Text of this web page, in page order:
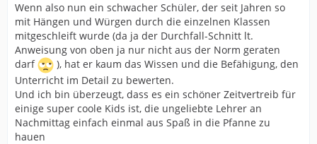
Wenn also nun ein schwacher Schüler, der seit Jahren so
mit Hängen und Würgen durch die einzelnen Klassen
mitgeschleift wurde (da ja der Durchfall-Schnitt lt.
Anweisung von oben ja nur nicht aus der Norm geraten
darf
), hat er kaum das Wissen und die Befähigung, den
Unterricht im Detail zu bewerten.
Und ich bin überzeugt, dass es ein schöner Zeitvertreib für
einige super coole Kids ist, die ungeliebte Lehrer an
Nachmittag einfach einmal aus Spaß in die Pfanne zu
hauen